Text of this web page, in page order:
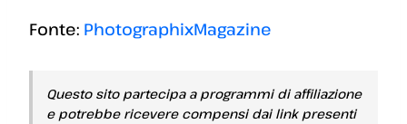
Fonte: PhotographixMagazine
Questo sito partecipa a programmi di affiliazione
e potrebbe ricevere compensi dai link presenti